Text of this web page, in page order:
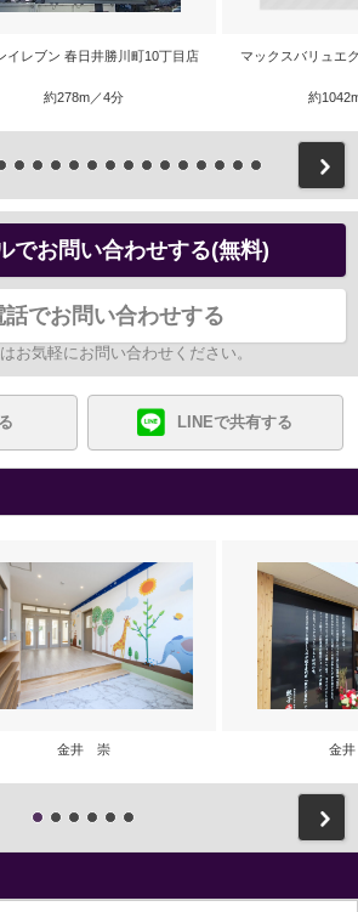
イレブン 春日井勝川町10丁目店
約278m／4分
マックスバリュエ
約
でお問い合わせする(無料)
話でお問い合わせする
お気軽にお問い合わせください。
LINEで共有する
金井 崇 金